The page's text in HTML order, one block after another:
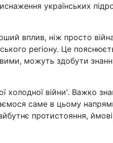
українських
вплив, ніж просто
регіону. Це
можуть здобути
холодної війни'. Важко
саме в цьому
протистояння,